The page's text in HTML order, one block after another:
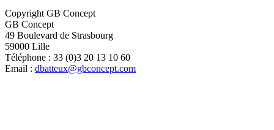
Copyright GB Concept
GB Concept
49 Boulevard de Strasbourg
59000 Lille
Téléphone : 33 (0)3 20 13 10 60
Email : dbatteux@gbconcept.com